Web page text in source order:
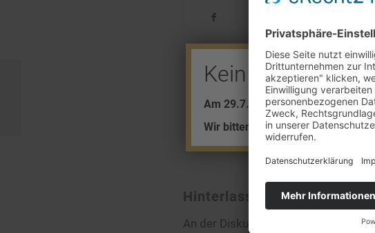
Hinterlasse einen
An der Diskussion beteiligen?
Kein
Am 29.7. + 5.8. findet unser
Wir bitten um Ihr Verständnis!